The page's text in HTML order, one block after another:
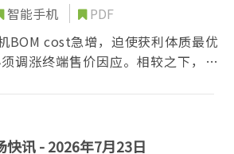
智能手机
PDF
BOM cost急增，迫使获利体质最优
调涨终端售价因应。相较之下，对
仅牵动短期新机定价，更可能重新
讯 - 2026年7月23日